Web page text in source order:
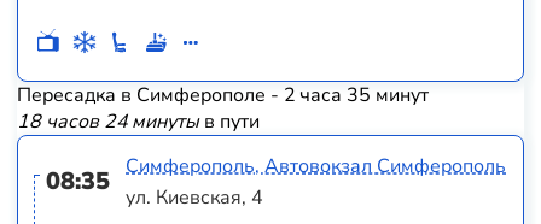
Пересадка в Симферополе - 2 часа 35 минут
18 часов 24 минутыв пути
08:35
Симферополь, Автовокзал Симферополь
ул. Киевская, 4